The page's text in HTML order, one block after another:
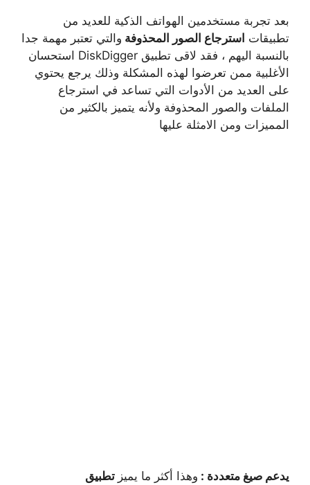
بعد تجربة مستخدمين الهواتف الذكية للعديد من
تطبيقات استرجاع الصور المحذوفة والتي تعتبر مهمة جدا
بالنسبة اليهم ، فقد لاقى تطبيق DiskDigger استحسان
الأغلبية ممن تعرضوا لهذه المشكلة وذلك يرجع يحتوي
على العديد من الأدوات التي تساعد في استرجاع
الملفات والصور المحذوفة ولأنه يتميز بالكثير من
المميزات ومن الامثلة عليها
يدعم صيغ متعددة : وهذا أكثر ما يميز تطبيق